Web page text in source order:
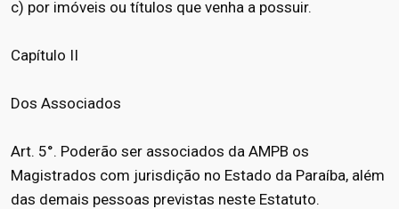
c) por imóveis ou títulos que venha a possuir.
Capítulo II
Dos Associados
Art. 5°. Poderão ser associados da AMPB os
Magistrados com jurisdição no Estado da Paraíba, além
das demais pessoas previstas neste Estatuto.